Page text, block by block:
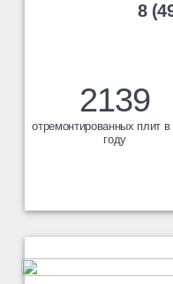
8
2139
отремонтированных плит в
году